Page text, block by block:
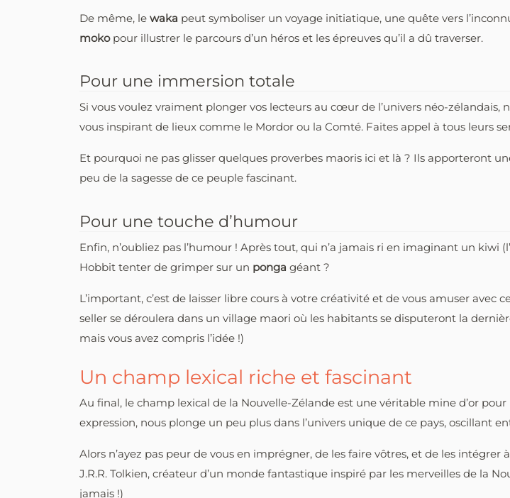
De même, le waka peut symboliser un voyage initiatique, une quête vers
moko pour illustrer le parcours d’un héros et les épreuves qu’il a dû traverser.
Pour une immersion totale
Si vous voulez vraiment plonger vos lecteurs au cœur de l’univers néo-zélandais,
vous inspirant de lieux comme le Mordor ou la Comté. Faites appel à tous leurs
Et pourquoi ne pas glisser quelques proverbes maoris ici et là ? Ils apporteront
peu de la sagesse de ce peuple fascinant.
Pour une touche d’humour
Enfin, n’oubliez pas l’humour ! Après tout, qui n’a jamais ri en imaginant un
Hobbit tenter de grimper sur un ponga géant ?
L’important, c’est de laisser libre cours à votre créativité et de vous amuser
seller se déroulera dans un village maori où les habitants se disputeront la
mais vous avez compris l’idée !)
Un champ lexical riche et fascinant
Au final, le champ lexical de la Nouvelle-Zélande est une véritable mine d’or
expression, nous plonge un peu plus dans l’univers unique de ce pays,
Alors n’ayez pas peur de vous en imprégner, de les faire vôtres, et de les
J.R.R. Tolkien, créateur d’un monde fantastique inspiré par les merveilles de la
jamais !)